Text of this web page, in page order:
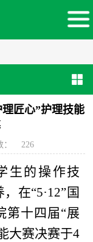
匠心”护理技能
： 226
生的操作技
在“5·12”国
第十四届“展
大赛决赛于4